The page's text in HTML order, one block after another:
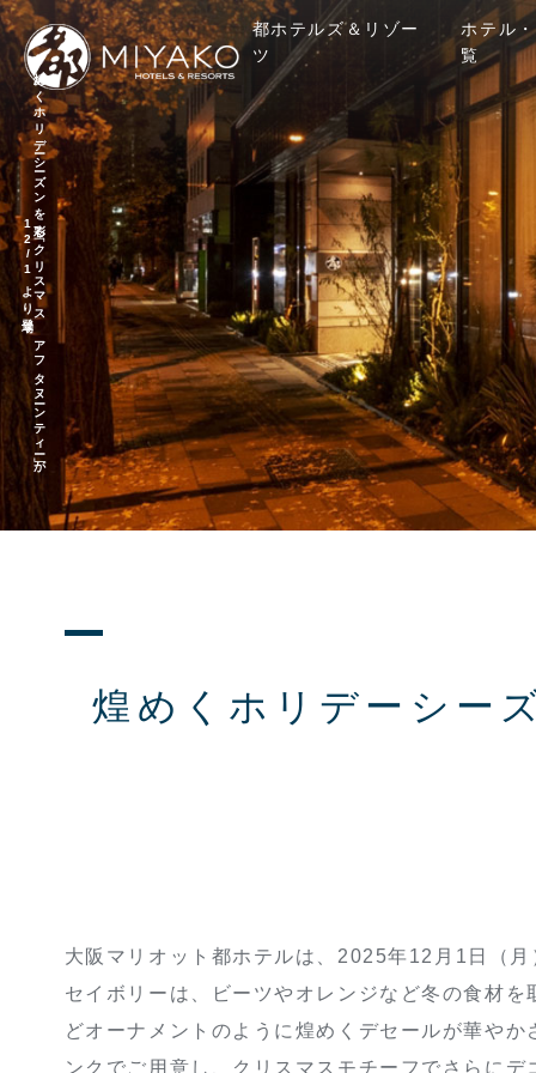
煌め
く
ホ
リ
デ
ーシ
ーズ
ン
を
彩る「ク
リ
ス
マ
ス
ア
フ
タ
ヌ
ーン
テ
ィ
ー」が
12
/
1
よ
り
登場
都ホテルズ＆リゾー
ツ
ホテル
覧
煌めくホリデーシー
大阪マリオット都ホテルは、2025年12月1日（
セイボリーは、ビーツやオレンジなど冬の食材
どオーナメントのように煌めくデセールが華や
ンクでご用意し、クリスマスモチーフでさらに